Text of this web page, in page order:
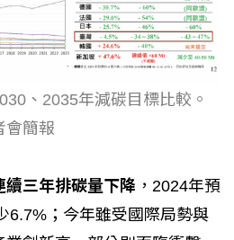
、2035年減碳目標比較。
會簡報
續三年排碳量下降 ，2024年預
6.7%；今年雖受國際局勢與